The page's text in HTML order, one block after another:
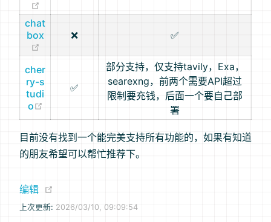
chat
box
❌ ✅
cher
ry-s
tudi
o
✅
部分支持，仅支持tavily，Exa，
searexng，前两个需要API超过
限制要充钱，后面一个要自己部
署
目前没有找到一个能完美支持所有功能的，如果有知道
的朋友希望可以帮忙推荐下。
编辑
上次更新: 2026/03/10, 09:09:54